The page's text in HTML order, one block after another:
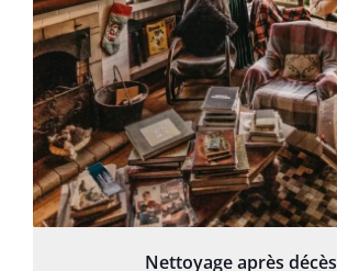
Nettoyage après décès